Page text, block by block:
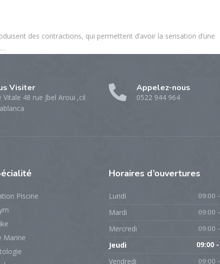
des contractions, qui permettent d’avoir la sensation d’une
Visiter
Vitale 48 rue Jbel Aroui ,cil
Appelez-nous
0522 944 964
Piscine
Marine
Horaires d’ouvertures
Lundi 09:00
Mardi 09:00
Mercredi 09:00
Jeudi 09:00
Vendredi 09:00